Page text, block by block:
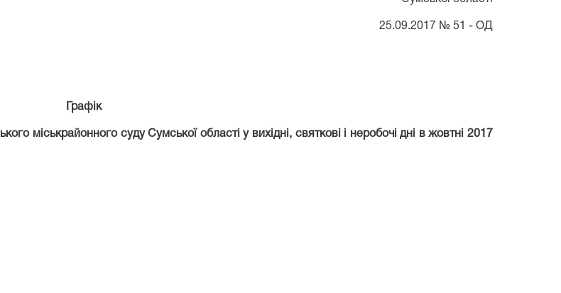
25.09.2017 № 51 - ОД
Графік
міськрайонного суду Сумської області у вихідні, святкові і неробочі дні в жовтні 2017